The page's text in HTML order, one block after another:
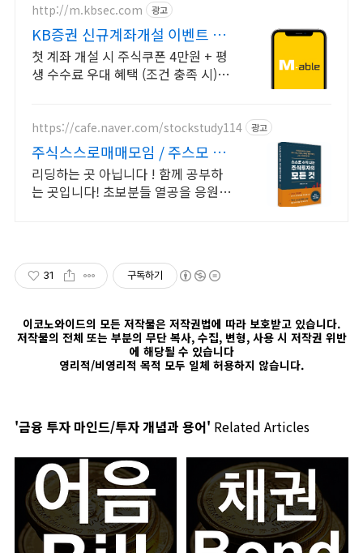
http://m.kbsec.com 광고
KB증권 신규계좌개설 이벤트 국
내주식쿠폰 최대 5만원
첫 계좌 개설 시 주식쿠폰 4만원 + 평
생 수수료 우대 혜택 (조건 충족 시)
https://cafe.naver.com/stockstudy114 광고
주식스스로매매모임 / 주스모 스
스로 공부법을 배웁니다 !
리딩하는 곳 아닙니다 ! 함께 공부하
는 곳입니다! 초보분들 열공을 응원합
31 구독하기
이코노와이드의 모든 저작물은 저작권법에 따라 보호받고 있습니다.
저작물의 전체 또는 부분의 무단 복사, 수집, 변형, 사용 시 저작권 위반
에 해당될 수 있습니다
영리적/비영리적 목적 모두 일체 허용하지 않습니다.
'금융 투자 마인드/투자 개념과 용어' Related Articles